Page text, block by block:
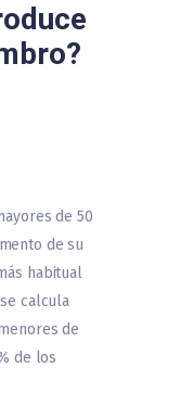
de 50
de su
habitual
calcula
de
de los